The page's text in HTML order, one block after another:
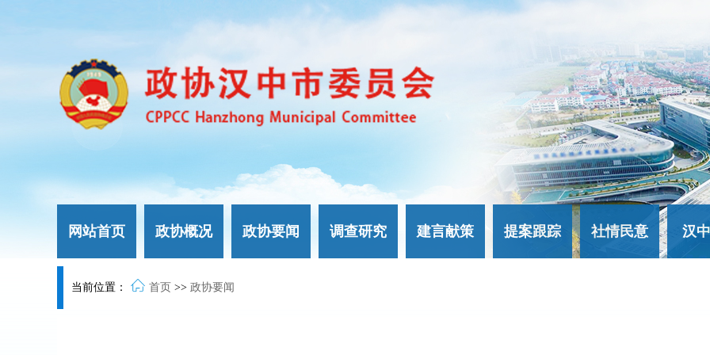
网站首页 政协概况 政协要闻 调查研究 建言献策 提案跟踪 社情民意 汉
当前位置： 首页 >> 政协要闻